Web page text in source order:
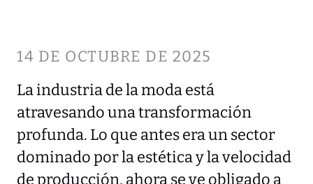
14 DE OCTUBRE DE 2025
La industria de la moda está
atravesando una transformación
profunda. Lo que antes era un sector
dominado por la estética y la velocidad
de producción, ahora se ve obligado a